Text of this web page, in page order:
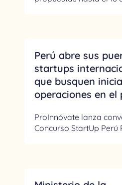
Perú abre sus
startups
que busquen
operaciones en el
ProInnóvate lanza
Concurso StartUp Perú